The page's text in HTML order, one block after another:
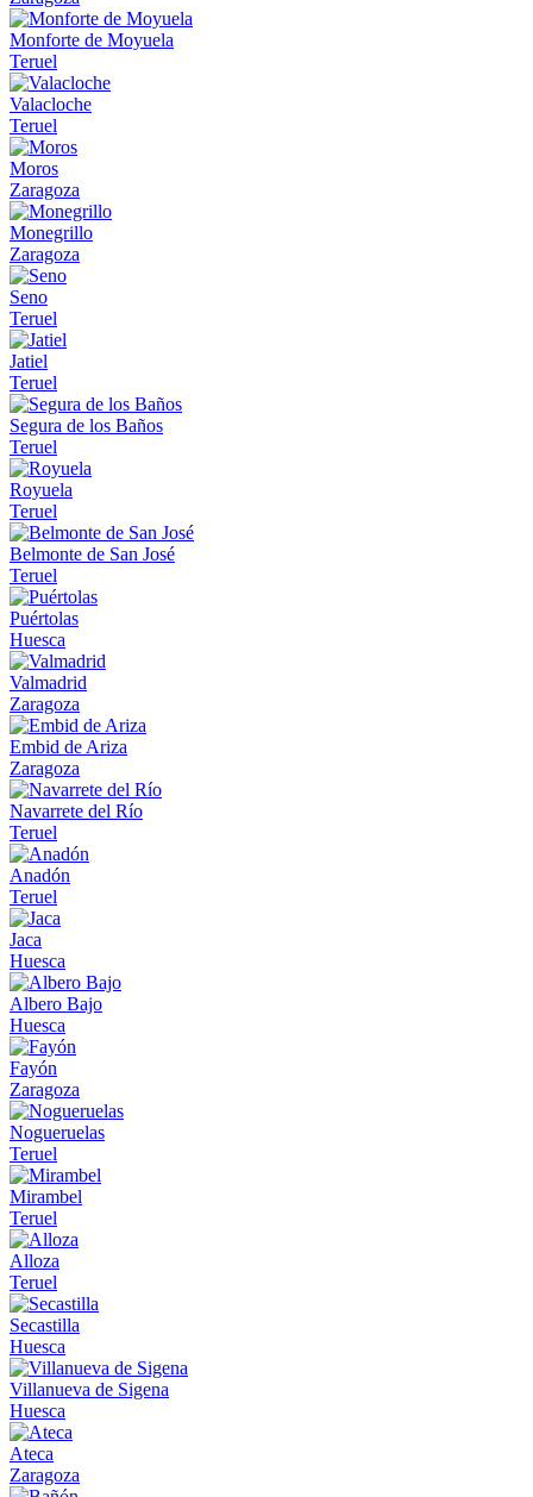
Monforte de Moyuela
Teruel
Valacloche
Teruel
Moros
Zaragoza
Monegrillo
Zaragoza
Seno
Teruel
Jatiel
Teruel
Segura de los Baños
Teruel
Royuela
Teruel
Belmonte de San José
Teruel
Puértolas
Huesca
Valmadrid
Zaragoza
Embid de Ariza
Zaragoza
Navarrete del Río
Teruel
Anadón
Teruel
Jaca
Huesca
Albero Bajo
Huesca
Fayón
Zaragoza
Nogueruelas
Teruel
Mirambel
Teruel
Alloza
Teruel
Secastilla
Huesca
Villanueva de Sigena
Huesca
Ateca
Zaragoza